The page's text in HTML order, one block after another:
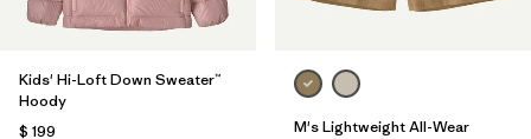
Kids' Hi-Loft Down Sweater™
Hoody
$ 199
M's Lightweight All-Wear